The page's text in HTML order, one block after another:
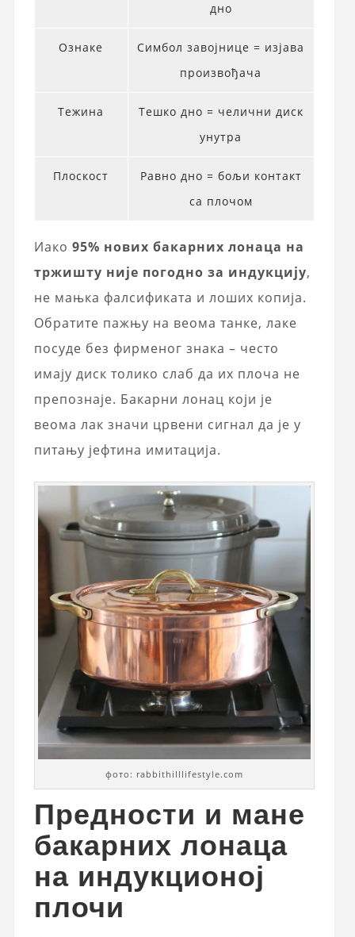
дно
Ознаке
Симбол завојнице = изјава
произвођача
Тежина
Тешко дно = челични диск
унутра
Плоскост
Равно дно = бољи контакт
са плочом
Иако 95% нових бакарних лонаца на
тржишту није погодно за индукцију,
не мањка фалсификата и лоших копија.
Обратите пажњу на веома танке, лаке
посуде без фирменог знака – често
имају диск толико слаб да их плоча не
препознаје. Бакарни лонац који је
веома лак значи црвени сигнал да је у
питању јефтина имитација.
фото: rabbithilllifestyle.com
Предности и мане
бакарних лонаца
на индукционој
плочи